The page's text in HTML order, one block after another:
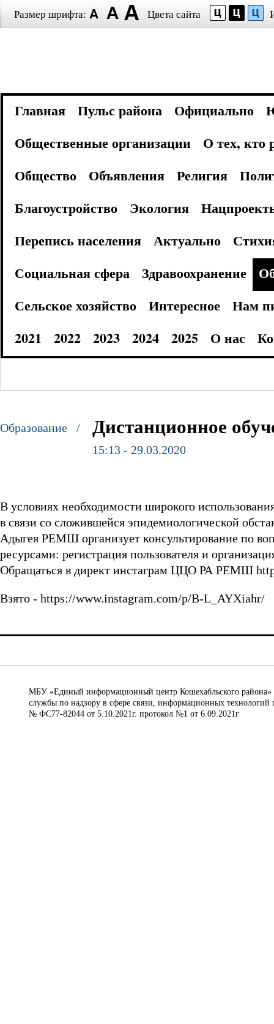
Размер шрифта: Цвета сайта
Главная Пульс района Официально
Общественные организации
О тех, кто
Общество
Объявления Религия
Благоустройство
Экология
Перепись населения
Актуально
Социальная сфера
Здравоохранение
Сельское хозяйство
Интересное
Нам
2021
2022 2023 2024 2025 О нас
Образование / Дистанционное
15:13 - 29.03.2020
В условиях необходимости широкого
в связи со сложившейся эпидемиологической
Адыгея РЕМШ организует консультирование по
ресурсами: регистрация пользователя и
Обращаться в директ инстаграм ЦЦО РА РЕМШ
Взято - https://www.instagram.com/p/B-L_AYXiahr/
МБУ «Единый информационный центр Кошехабльского района»
службы по надзору в сфере связи, информационных
№ ФС77-82044 от 5.10.2021г. протокол №1 от 6.09.2021г